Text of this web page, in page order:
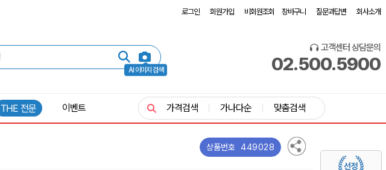
로그인 회원가입 비회원조회 장바구니 질문과답변 회사소개
AI 이미지 검색
고객센터 상담문의
02.500.5900
THE 전문 이벤트 가격검색 가나다순 맞춤검색
상품번호 449028